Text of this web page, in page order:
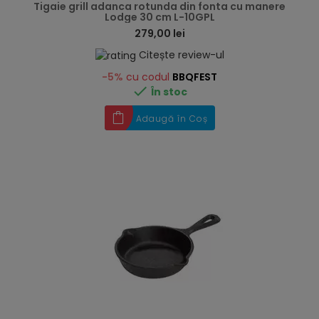
Tigaie grill adanca rotunda din fonta cu manere
Lodge 30 cm L-10GPL
279,00 lei
Citește review-ul
-5% cu codul BBQFEST
 În stoc
Adaugă în Coș